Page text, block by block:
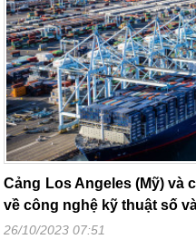
Cảng Los Angeles (Mỹ) và
về công nghệ kỹ thuật số
26/10/2023 07:51